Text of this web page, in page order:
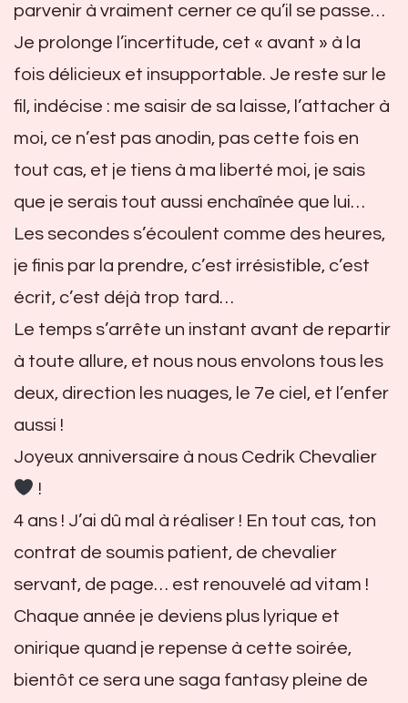
parvenir à vraiment cerner ce qu’il se passe…
Je prolonge l’incertitude, cet « avant » à la
fois délicieux et insupportable. Je reste sur le
fil, indécise : me saisir de sa laisse, l’attacher à
moi, ce n’est pas anodin, pas cette fois en
tout cas, et je tiens à ma liberté moi, je sais
que je serais tout aussi enchaînée que lui…
Les secondes s’écoulent comme des heures,
je finis par la prendre, c’est irrésistible, c’est
écrit, c’est déjà trop tard…
Le temps s’arrête un instant avant de repartir
à toute allure, et nous nous envolons tous les
deux, direction les nuages, le 7e ciel, et l’enfer
aussi !
Joyeux anniversaire à nous Cedrik Chevalier
!
4 ans ! J’ai dû mal à réaliser ! En tout cas, ton
contrat de soumis patient, de chevalier
servant, de page… est renouvelé ad vitam !
Chaque année je deviens plus lyrique et
onirique quand je repense à cette soirée,
bientôt ce sera une saga fantasy pleine de